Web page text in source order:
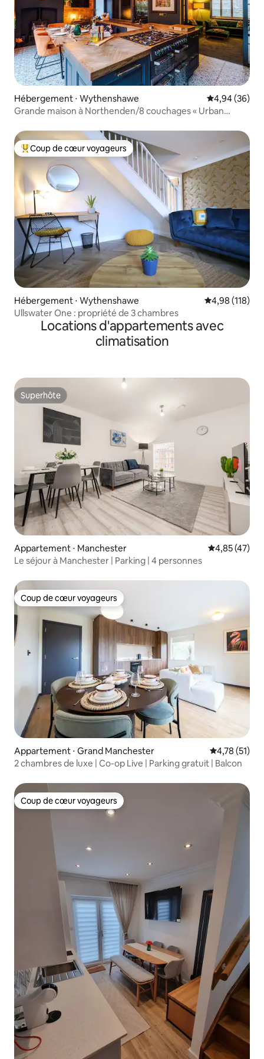
Hébergement ⋅ Wythenshawe Évaluation
4,94 (36)
Grande maison à Northenden/8 couchages « Urban
Coups de cœur voyageurs les plus appréciés
Coup de cœur voyageurs
Hébergement ⋅ Wythenshawe Évaluation
4,98 (118)
Ullswater One : propriété de 3 chambres
Locations d'appartements avec
climatisation
Superhôte
Superhôte
Appartement ⋅ Manchester Évaluation
4,85 (47)
Le séjour à Manchester | Parking | 4 personnes
Coup de cœur voyageurs
Coup de cœur voyageurs
Appartement ⋅ Grand Manchester Évaluation
4,78 (51)
2 chambres de luxe | Co-op Live | Parking gratuit | Balcon
Coup de cœur voyageurs
Coup de cœur voyageurs